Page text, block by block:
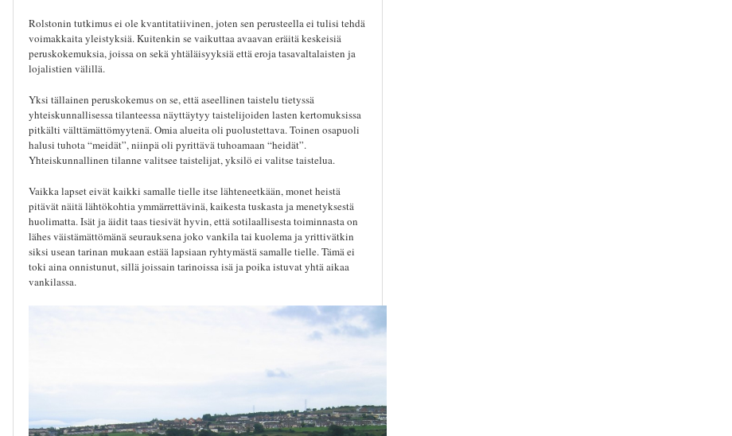
Rolstonin tutkimus ei ole kvantitatiivinen, joten sen perusteella ei tulisi tehdä
voimakkaita yleistyksiä. Kuitenkin se vaikuttaa avaavan eräitä keskeisiä
peruskokemuksia, joissa on sekä yhtäläisyyksiä että eroja tasavaltalaisten ja
lojalistien välillä.
Yksi tällainen peruskokemus on se, että aseellinen taistelu tietyssä
yhteiskunnallisessa tilanteessa näyttäytyy taistelijoiden lasten kertomuksissa
pitkälti välttämättömyytenä. Omia alueita oli puolustettava. Toinen osapuoli
halusi tuhota “meidät”, niinpä oli pyrittävä tuhoamaan “heidät”.
Yhteiskunnallinen tilanne valitsee taistelijat, yksilö ei valitse taistelua.
Vaikka lapset eivät kaikki samalle tielle itse lähteneetkään, monet heistä
pitävät näitä lähtökohtia ymmärrettävinä, kaikesta tuskasta ja menetyksestä
huolimatta. Isät ja äidit taas tiesivät hyvin, että sotilaallisesta toiminnasta on
lähes väistämättömänä seurauksena joko vankila tai kuolema ja yrittivätkin
siksi usean tarinan mukaan estää lapsiaan ryhtymästä samalle tielle. Tämä ei
toki aina onnistunut, sillä joissain tarinoissa isä ja poika istuvat yhtä aikaa
vankilassa.